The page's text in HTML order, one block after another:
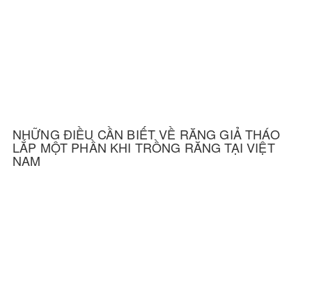
NHỮNG ĐIỀU CẦN BIẾT VỀ RĂNG GIẢ THÁO
LẮP MỘT PHẦN KHI TRỒNG RĂNG TẠI VIỆT
NAM